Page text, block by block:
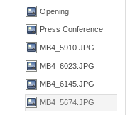
Opening
Press Conference
MB4_5910.JPG
MB4_6023.JPG
MB4_6145.JPG
MB4_5674.JPG